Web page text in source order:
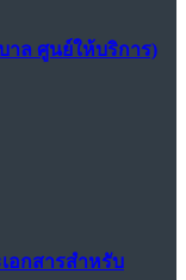
าล ศูนย์ให้บริการ)
อกสารสำหรับ